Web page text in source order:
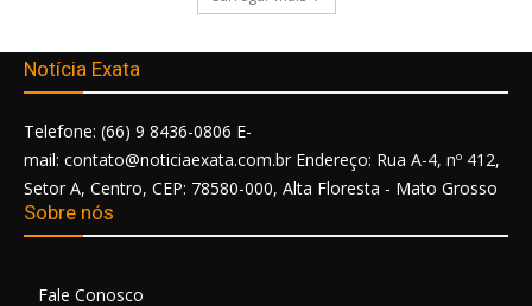
Notícia Exata
Telefone: (66) 9 8436-0806 E-
mail: contato@noticiaexata.com.br Endereço: Rua A-4, nº 412,
Setor A, Centro, CEP: 78580-000, Alta Floresta - Mato Grosso
Sobre nós
Fale Conosco